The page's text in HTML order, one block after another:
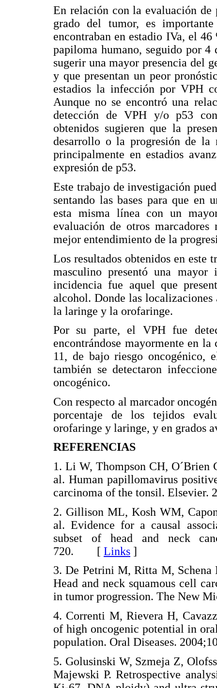
En relación con la evaluación
grado del tumor, es
encontraban en estadio IVa, el
papiloma humano, seguido por
sugerir una mayor presencia del
y que presentan un peor
estadios la infección por VPH
Aunque no se encontró una
detección de VPH y/o p53
obtenidos sugieren que la
desarrollo o la progresión de la
principalmente en estadios
expresión de p53.
Este trabajo de investigación
sentando las bases para que en
esta misma línea con un
evaluación de otros
mejor entendimiento de la
Los resultados obtenidos en este
masculino presentó una
incidencia fue aquel que
alcohol. Donde las localizaciones
la laringe y la orofaringe.
Por su parte, el VPH fue
encontrándose mayormente en
11, de bajo riesgo oncogénico,
también se detectaron
oncogénico.
Con respecto al marcador
porcentaje de los tejidos
orofaringe y laringe, y en grados
REFERENCIAS
1. Li W, Thompson CH, O´Brien
al. Human papillomavirus
carcinoma of the tonsil.
2. Gillison ML, Kosh WM,
al. Evidence for a causal
subset of head and neck
720. [ Links ]
3. De Petrini M, Ritta M, Schena
Head and neck squamous cell
in tumor progression. The
4. Correnti M, Rievera H,
of high oncogenic potential in
population. Oral Diseases.
5. Golusinski W, Szmeja Z,
Majewski P. Retrospective